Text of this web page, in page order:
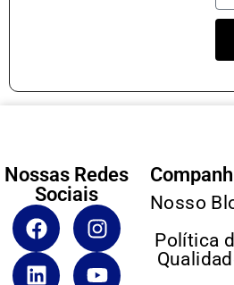
Nossas Redes
Sociais
Nosso
Política